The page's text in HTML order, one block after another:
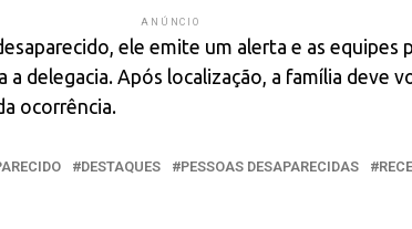
ANÚNCIO
ele emite um alerta e as equipes
a delegacia. Após localização, a família deve
ocorrência.
DESTAQUES PESSOAS DESAPARECIDAS